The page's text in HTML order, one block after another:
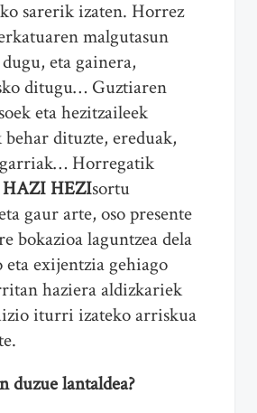
sarerik izaten. Horrez
malgutasun
eta gainera,
ditugu… Guztiaren
eta hezitzaileek
dituzte, ereduak,
Horregatik
HAZI HEZIsortu
gaur arte, oso presente
bokazioa laguntzea dela
eta exijentzia gehiago
haziera aldizkariek
iturri izateko arriskua
duzue lantaldea?